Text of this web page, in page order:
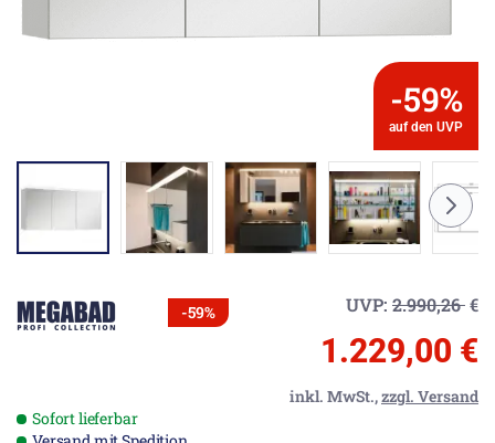
-59%
auf den UVP
-59% UVP: 2.990,26€
1.229,00 €
inkl. MwSt.,zzgl. Versand
Sofort lieferbar